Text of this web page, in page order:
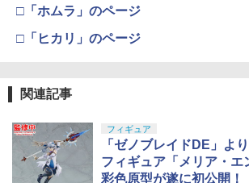
□「ホムラ」のページ
□「ヒカリ」のページ
関連記事
フィギュア
「ゼノブレイドDE」よ
フィギュア「メリア・エ
彩色原型が遂に初公開！